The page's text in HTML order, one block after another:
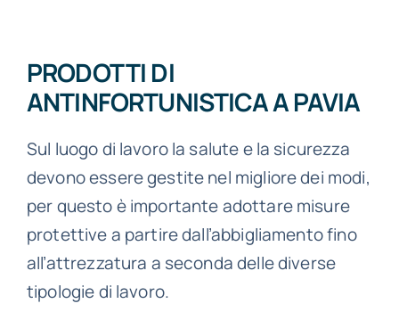
PRODOTTI DI
ANTINFORTUNISTICAA PAVIA
Sul luogo di lavoro la salute e la sicurezza
devono essere gestite nel migliore dei modi,
per questo è importante adottare misure
protettive a partire dall’abbigliamento fino
all’attrezzatura a seconda delle diverse
tipologie di lavoro.